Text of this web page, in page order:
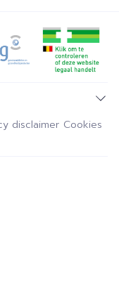
disclaimer Cookies